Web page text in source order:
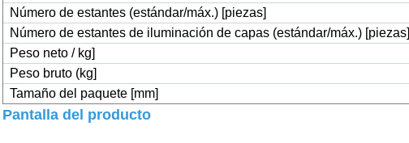
Número de estantes (estándar/máx.) [piezas]
Número de estantes de iluminación de capas (estándar/máx.) [piezas]
Peso neto / kg]
Peso bruto (kg]
Tamaño del paquete [mm]
Pantalla del producto